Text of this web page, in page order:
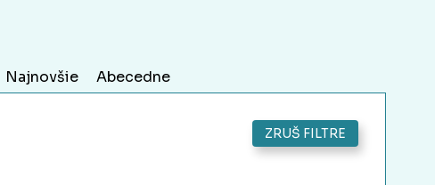
Najnovšie Abecedne
ZRUŠ FILTRE